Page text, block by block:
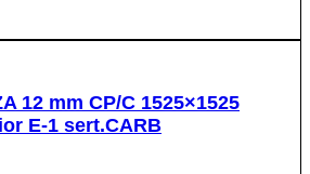
12 mm CP/C 1525×1525
E-1 sert.CARB